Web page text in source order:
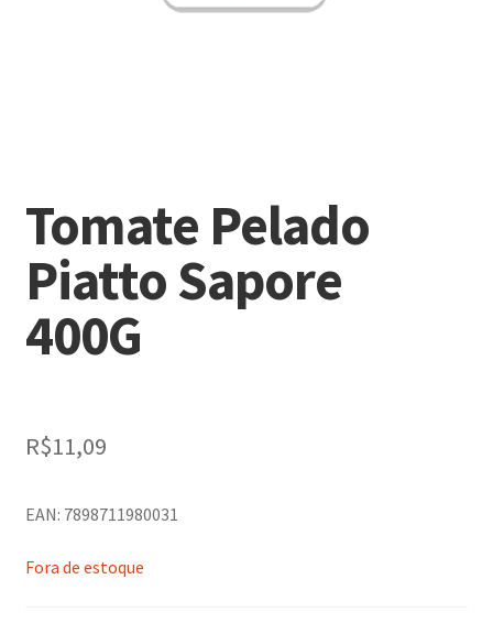
Tomate Pelado
Piatto Sapore
400G
R$11,09
EAN: 7898711980031
Fora de estoque